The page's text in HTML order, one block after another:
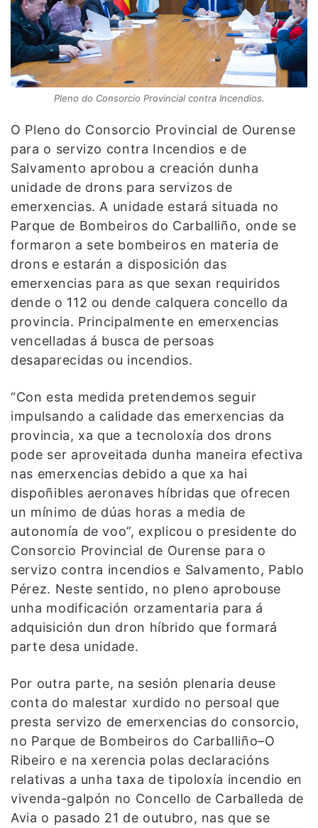
Pleno do Consorcio Provincial contra Incendios.
O Pleno do Consorcio Provincial de Ourense
para o servizo contra Incendios e de
Salvamento aprobou a creación dunha
unidade de drons para servizos de
emerxencias. A unidade estará situada no
Parque de Bombeiros do Carballiño, onde se
formaron a sete bombeiros en materia de
drons e estarán a disposición das
emerxencias para as que sexan requiridos
dende o 112 ou dende calquera concello da
provincia. Principalmente en emerxencias
vencelladas á busca de persoas
desaparecidas ou incendios.
“Con esta medida pretendemos seguir
impulsando a calidade das emerxencias da
provincia, xa que a tecnoloxía dos drons
pode ser aproveitada dunha maneira efectiva
nas emerxencias debido a que xa hai
dispoñibles aeronaves híbridas que ofrecen
un mínimo de dúas horas a media de
autonomía de voo”, explicou o presidente do
Consorcio Provincial de Ourense para o
servizo contra incendios e Salvamento, Pablo
Pérez. Neste sentido, no pleno aprobouse
unha modificación orzamentaria para á
adquisición dun dron híbrido que formará
parte desa unidade.
Por outra parte, na sesión plenaria deuse
conta do malestar xurdido no persoal que
presta servizo de emerxencias do consorcio,
no Parque de Bombeiros do Carballiño–O
Ribeiro e na xerencia polas declaracións
relativas a unha taxa de tipoloxía incendio en
vivenda-galpón no Concello de Carballeda de
Avia o pasado 21 de outubro, nas que se